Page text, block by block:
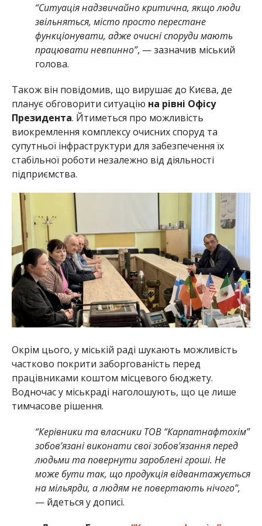
“Ситуація надзвичайно критична, якщо люди
звільняться, місто просто перестане
функціонувати, адже очисні споруди мають
працювати невпинно”, — зазначив міський
голова.
Також він повідомив, що вирушає до Києва, де
планує обговорити ситуацію на рівні Офісу
Президента. Йтиметься про можливість
виокремлення комплексу очисних споруд та
супутньої інфраструктури для забезпечення їх
стабільної роботи незалежно від діяльності
підприємства.
Окрім цього, у міській раді шукають можливість
частково покрити заборгованість перед
працівниками коштом місцевого бюджету.
Водночас у міськраді наголошують, що це лише
тимчасове рішення.
“Керівники та власники ТОВ “Карпатнафтохім”
зобов’язані виконати свої зобов’язання перед
людьми та повернути зароблені гроші. Не
може бути так, що продукція відвантажується
на мільярди, а людям не повертають нічого”,
— йдеться у дописі.